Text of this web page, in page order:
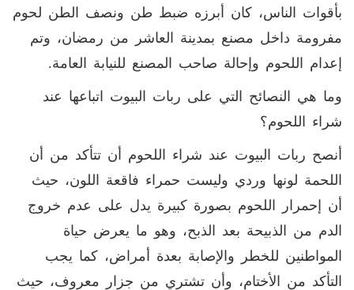
بأقوات الناس، كان أبرزه ضبط طن ونصف الطن لحوم
مفرومة داخل مصنع بمدينة العاشر من رمضان، وتم
إعدام اللحوم وإحالة صاحب المصنع للنيابة العامة.
وما هي النصائح التي على ربات البيوت اتباعها عند
شراء اللحوم؟
أنصح ربات البيوت عند شراء اللحوم أن تتأكد من أن
اللحمة لونها وردي وليست حمراء فاقعة اللون، حيث
أن إحمرار اللحوم بصورة كبيرة يدل على عدم خروج
الدم من الذبيحة بعد الذبح، وهو ما يعرض حياة
المواطنين للخطر والإصابة بعدة أمراض، كما يجب
التأكد من الأختام، وأن تشتري من جزار معروف، حيث